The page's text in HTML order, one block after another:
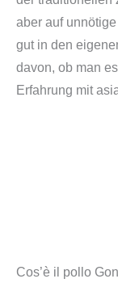
aber auf
gut in den
davon, ob man
Erfahrung mit
Cos’è il pollo